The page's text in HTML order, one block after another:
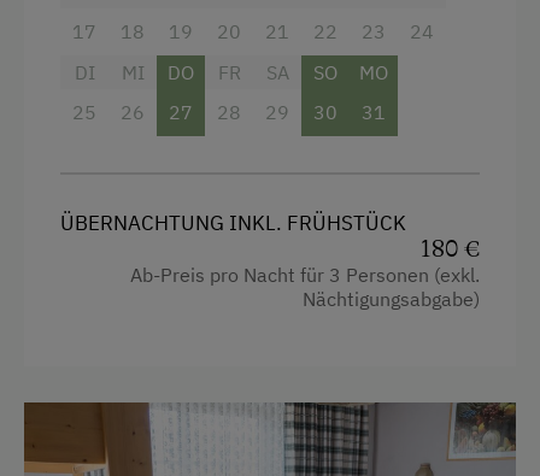
Hund erlaubt
17
18
19
20
21
22
23
24
DI
25
MI
26
DO
27
FR
28
SA
29
SO
30
MO
31
ÜBERNACHTUNG INKL. FRÜHSTÜCK
180 €
Ab-Preis pro Nacht für 3 Personen (exkl.
Nächtigungsabgabe)